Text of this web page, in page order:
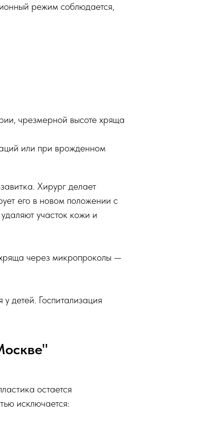
режим соблюдается,
чрезмерной высоте хряща
или при врожденном
Хирург делает
его в новом положении с
участок кожи и
через микропроколы —
детей. Госпитализация
остается
исключается: